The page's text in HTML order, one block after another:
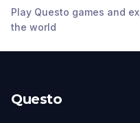
Play Questo games and
the world
Saint Michael's Church
Ghent,
Questo